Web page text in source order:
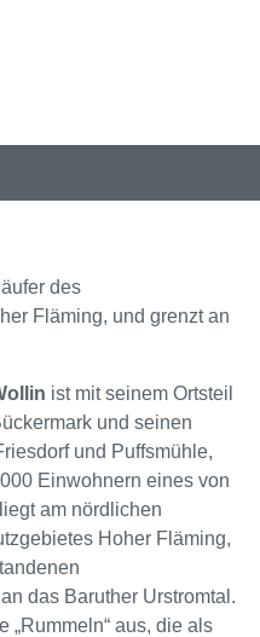
des
Fläming, und grenzt an
ist mit seinem Ortsteil
und seinen
und Puffsmühle,
Einwohnern eines von
am nördlichen
Hoher Fläming,
das Baruther Urstromtal.
„Rummeln“ aus, die als